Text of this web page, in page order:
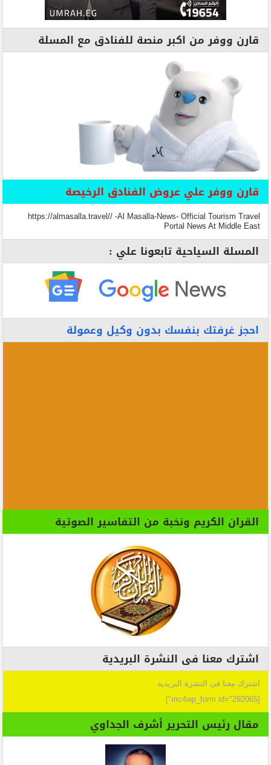
قارن ووفر من اكبر منصة للفنادق مع المسلة
قارن ووفر علي عروض الفنادق الرخيصة
https://almasalla.travel// -Al Masalla-News- Official Tourism Travel
Portal News At Middle East
المسلة السياحية تابعونا علي :
احجز غرفتك بنفسك بدون وكيل وعمولة
القران الكريم ونخبة من التفاسير الصوتية
اشترك معنا فى النشرة البريدية
اشترك معنا فى النشرة البريدية
[mc4wp_form id="292065"]
مقال رئيس التحرير أشرف الجداوي